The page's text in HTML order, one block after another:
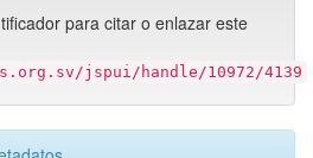
para citar o enlazar este
jspui/handle/10972/4139